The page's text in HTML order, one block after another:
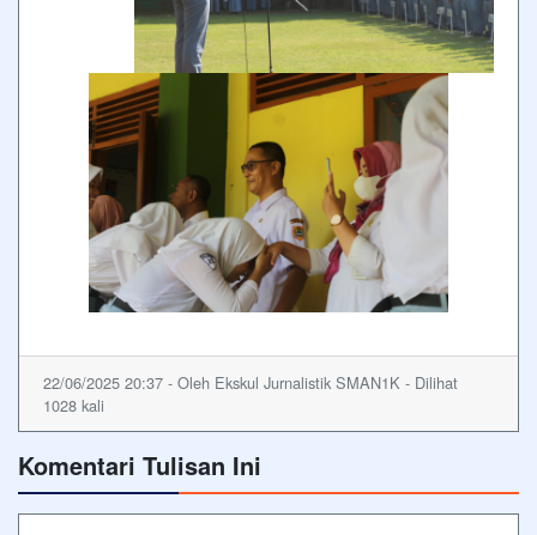
22/06/2025 20:37 - Oleh Ekskul Jurnalistik SMAN1K - Dilihat
1028 kali
Komentari Tulisan Ini